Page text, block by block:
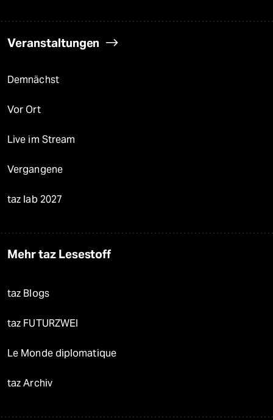
Veranstaltungen
Demnächst
Vor Ort
Live im Stream
Vergangene
taz lab 2027
Mehr taz Lesestoff
taz Blogs
taz FUTURZWEI
Le Monde diplomatique
taz Archiv